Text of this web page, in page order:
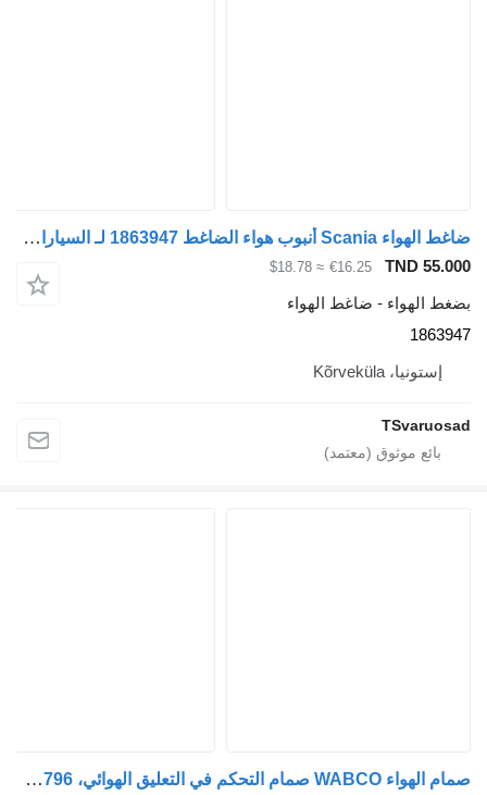
ضاغط الهواء Scania أنبوب هواء الضاغط 1863947 لـ السيارات القاطرة Scania G400
TND
€16.25
≈ $18.78
الهواء - ضاغط الهواء
إستونيا، Kõrveküla
صمام الهواء WABCO صمام التحكم في التعليق الهوائي، Ecas 1889796 لـ السيارات القاطرة Scania G340